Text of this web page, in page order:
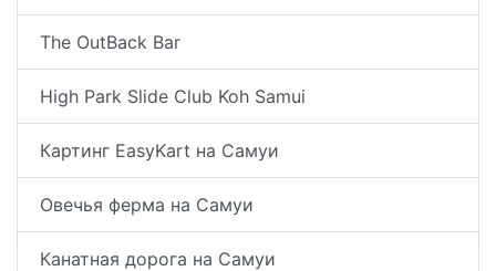
The OutBack Bar
High Park Slide Club Koh Samui
Картинг EasyKart на Самуи
Овечья ферма на Самуи
Канатная дорога на Самуи